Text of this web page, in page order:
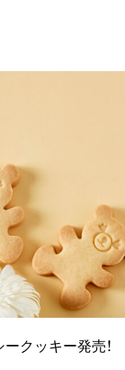
クッキー発売！